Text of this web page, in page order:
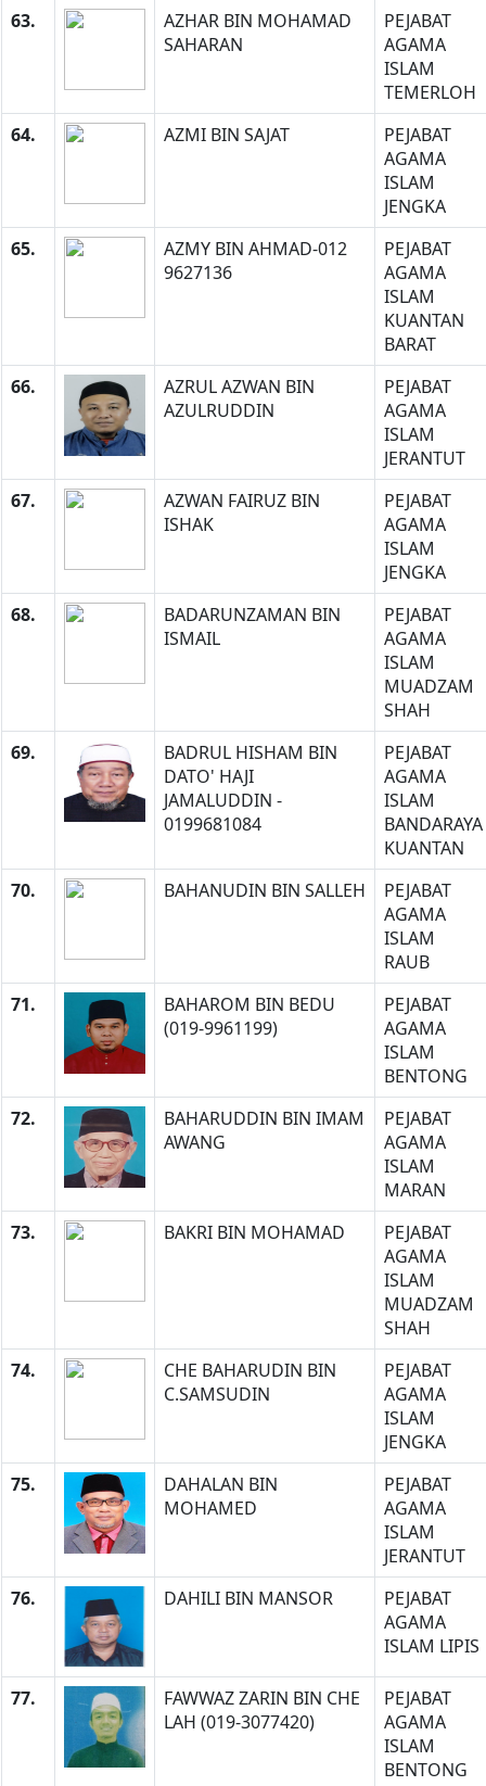
63.
AZHAR BIN MOHAMAD
SAHARAN
PEJABAT
AGAMA
ISLAM
TEMERLOH
64.
AZMI BIN SAJAT
PEJABAT
AGAMA
ISLAM
JENGKA
65.
AZMY BIN AHMAD-012
9627136
PEJABAT
AGAMA
ISLAM
KUANTAN
BARAT
66.
AZRUL AZWAN BIN
AZULRUDDIN
PEJABAT
AGAMA
ISLAM
JERANTUT
67.
AZWAN FAIRUZ BIN
ISHAK
PEJABAT
AGAMA
ISLAM
JENGKA
68.
BADARUNZAMAN BIN
ISMAIL
PEJABAT
AGAMA
ISLAM
MUADZAM
SHAH
69.
BADRUL HISHAM BIN
DATO' HAJI
JAMALUDDIN -
0199681084
PEJABAT
AGAMA
ISLAM
BANDARAYA
KUANTAN
70.
BAHANUDIN BIN SALLEH
PEJABAT
AGAMA
ISLAM
RAUB
71.
BAHAROM BIN BEDU
(019-9961199)
PEJABAT
AGAMA
ISLAM
BENTONG
72.
BAHARUDDIN BIN IMAM
AWANG
PEJABAT
AGAMA
ISLAM
MARAN
73.
BAKRI BIN MOHAMAD
PEJABAT
AGAMA
ISLAM
MUADZAM
SHAH
74.
CHE BAHARUDIN BIN
C.SAMSUDIN
PEJABAT
AGAMA
ISLAM
JENGKA
75.
DAHALAN BIN
MOHAMED
PEJABAT
AGAMA
ISLAM
JERANTUT
76.
DAHILI BIN MANSOR
PEJABAT
AGAMA
ISLAM LIPIS
77.
FAWWAZ ZARIN BIN CHE
LAH (019-3077420)
PEJABAT
AGAMA
ISLAM
BENTONG